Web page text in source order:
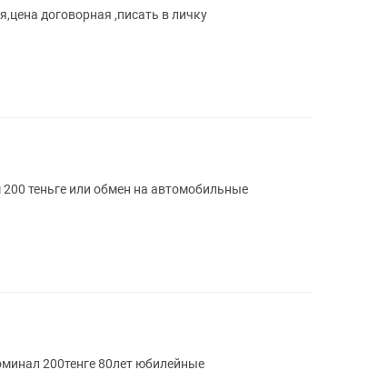
договорная ,писать в личку
теньге или обмен на автомобильные
200тенге 80лет юбилейные